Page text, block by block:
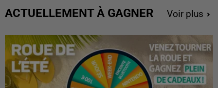
ACTUELLEMENT À GAGNER Voir plus